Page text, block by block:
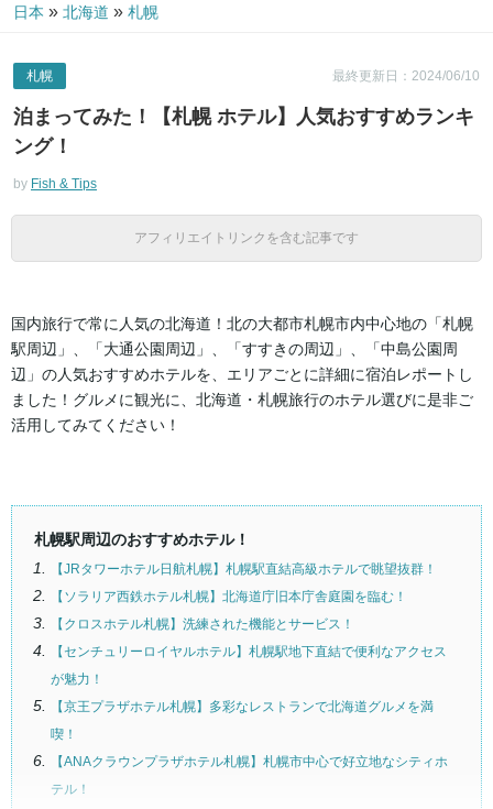
日本 » 北海道 » 札幌
最終更新日：2024/06/10
札幌
泊まってみた！【札幌 ホテル】人気おすすめランキ
ング！
by Fish & Tips
アフィリエイトリンクを含む記事です
国内旅行で常に人気の北海道！北の大都市札幌市内中心地の「札幌
駅周辺」、「大通公園周辺」、「すすきの周辺」、「中島公園周
辺」の人気おすすめホテルを、エリアごとに詳細に宿泊レポートし
ました！グルメに観光に、北海道・札幌旅行のホテル選びに是非ご
活用してみてください！
札幌駅周辺のおすすめホテル！
【JRタワーホテル日航札幌】札幌駅直結高級ホテルで眺望抜群！
【ソラリア西鉄ホテル札幌】北海道庁旧本庁舎庭園を臨む！
【クロスホテル札幌】洗練された機能とサービス！
【センチュリーロイヤルホテル】札幌駅地下直結で便利なアクセス
が魅力！
【京王プラザホテル札幌】多彩なレストランで北海道グルメを満
喫！
【ANAクラウンプラザホテル札幌】札幌市中心で好立地なシティホ
テル！